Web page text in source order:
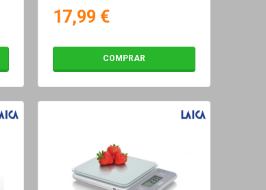
17,99 €
COMPRAR